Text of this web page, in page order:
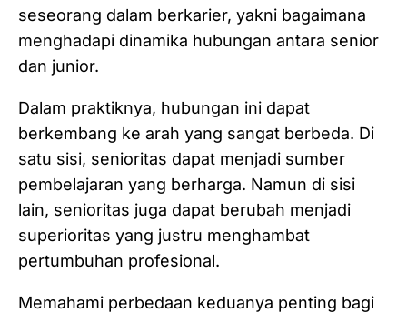
seseorang dalam berkarier, yakni bagaimana
menghadapi dinamika hubungan antara senior
dan junior.
Dalam praktiknya, hubungan ini dapat
berkembang ke arah yang sangat berbeda. Di
satu sisi, senioritas dapat menjadi sumber
pembelajaran yang berharga. Namun di sisi
lain, senioritas juga dapat berubah menjadi
superioritas yang justru menghambat
pertumbuhan profesional.
Memahami perbedaan keduanya penting bagi